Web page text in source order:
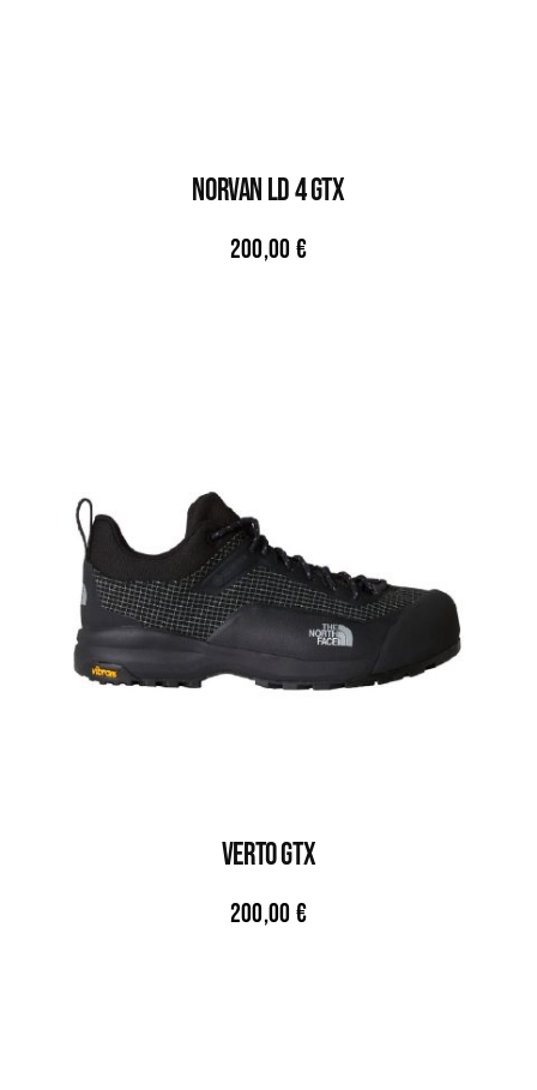
NORVAN LD 4 GTX
200,00 €
VERTO GTX
200,00 €